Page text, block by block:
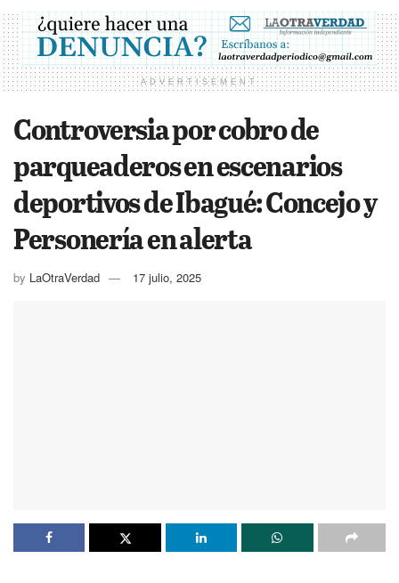
ADVERTISEMENT
Controversia por cobro de
parqueaderos en escenarios
deportivos de Ibagué: Concejo y
Personería en alerta
by LaOtraVerdad 17 julio, 2025